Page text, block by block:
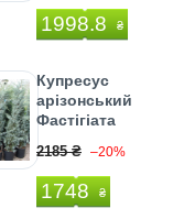
1998.8 ₴
Купресус
арізонський
Фастігіата
2185 ₴ –20%
1748 ₴